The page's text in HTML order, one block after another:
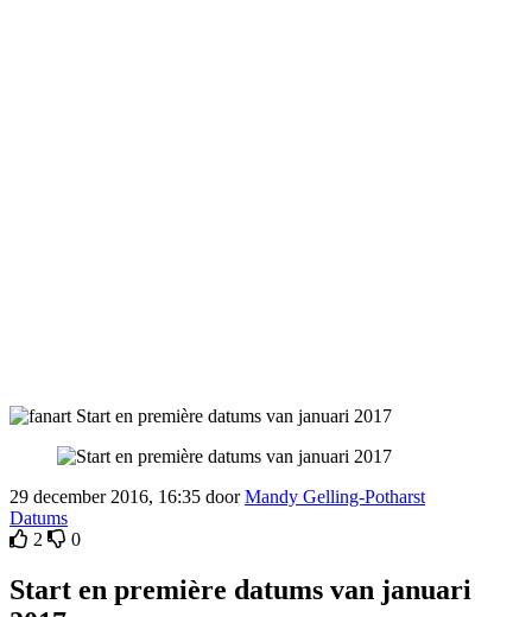
29 december 2016, 16:35 doorMandy Gelling-Potharst
Datums
2
0
Start en première datums van januari